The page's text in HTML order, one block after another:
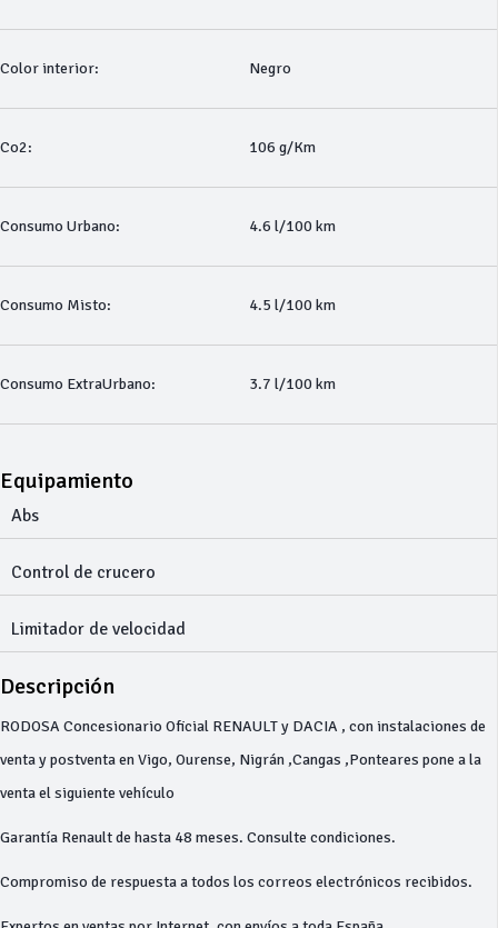
Color interior: Negro
Co2: 106 g/Km
Consumo Urbano: 4.6 l/100 km
Consumo Misto: 4.5 l/100 km
Consumo ExtraUrbano: 3.7 l/100 km
Equipamiento
Abs
Control de crucero
Limitador de velocidad
Descripción
RODOSA Concesionario Oficial RENAULT y DACIA , con instalaciones de
venta y postventa en Vigo, Ourense, Nigrán ,Cangas ,Ponteares pone a la
venta el siguiente vehículo
Garantía Renault de hasta 48 meses. Consulte condiciones.
Compromiso de respuesta a todos los correos electrónicos recibidos.